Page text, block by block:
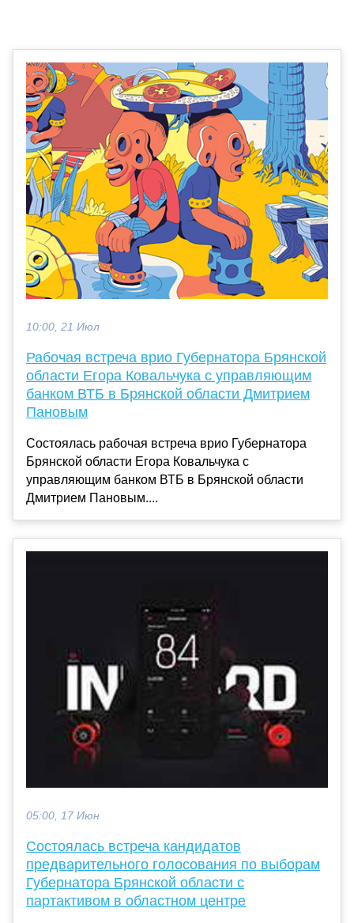
10:00, 21 Июл
Рабочая встреча врио Губернатора Брянской
области Егора Ковальчука с управляющим
банком ВТБ в Брянской области Дмитрием
Пановым
Состоялась рабочая встреча врио Губернатора
Брянской области Егора Ковальчука с
управляющим банком ВТБ в Брянской области
Дмитрием Пановым....
05:00, 17 Июн
Состоялась встреча кандидатов
предварительного голосования по выборам
Губернатора Брянской области с
партактивом в областном центре